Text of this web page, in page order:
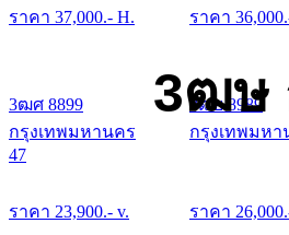
ราคา 37,000.- H. ราคา 36,000
3ฒษ
3ฒศ 8899
กรุงเทพมหานคร
47
ราคา 23,900.- v.
3ฒย 8989
กรุงเทพมหา
ราคา 26,000